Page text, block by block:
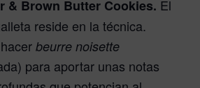
& Brown Butter Cookies. El
reside en la técnica.
beurre noisette
para aportar unas notas